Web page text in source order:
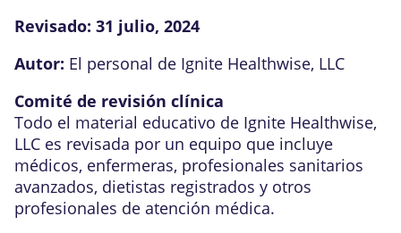
Revisado: 31 julio, 2024
Autor: El personal de Ignite Healthwise, LLC
Comité de revisión clínica
Todo el material educativo de Ignite Healthwise,
LLC es revisada por un equipo que incluye
médicos, enfermeras, profesionales sanitarios
avanzados, dietistas registrados y otros
profesionales de atención médica.